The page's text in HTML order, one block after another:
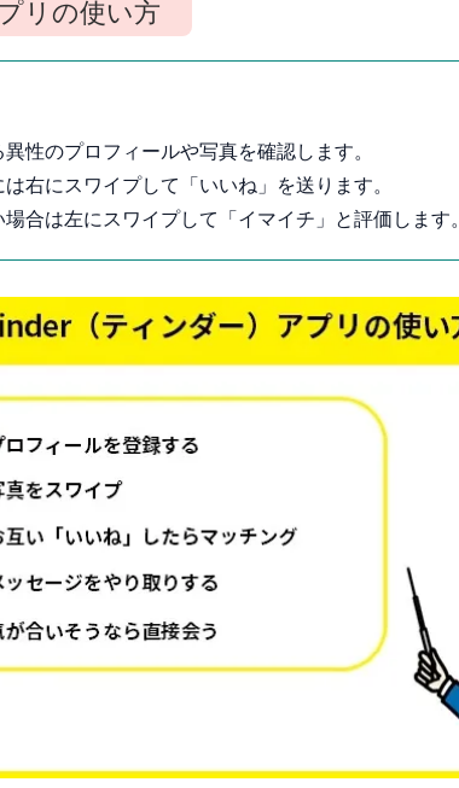
リの使い方
性のプロフィールや写真を確認します。
右にスワイプして「いいね」を送ります。
合は左にスワイプして「イマイチ」と評価します。